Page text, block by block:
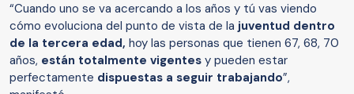
“Cuando uno se va acercando a los años y tú vas viendo
cómo evoluciona del punto de vista de la juventud dentro
de la tercera edad, hoy las personas que tienen 67, 68, 70
años, están totalmente vigentes y pueden estar
perfectamente dispuestas a seguir trabajando”,